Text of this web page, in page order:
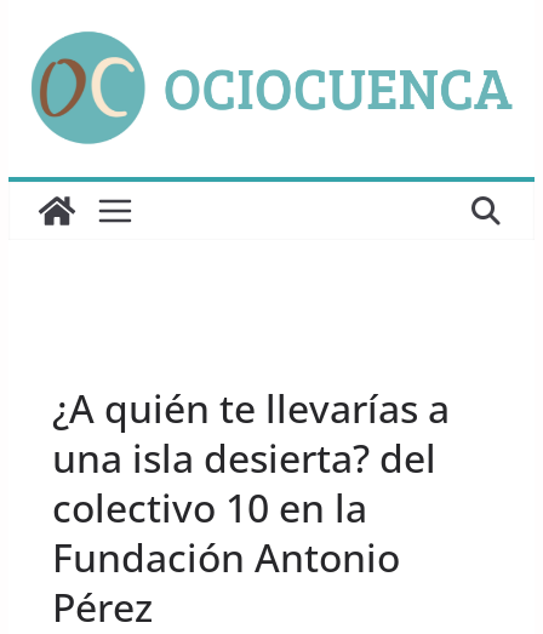
contenido
¿A quién te llevarías a
una isla desierta? del
colectivo 10 en la
Fundación Antonio
Pérez